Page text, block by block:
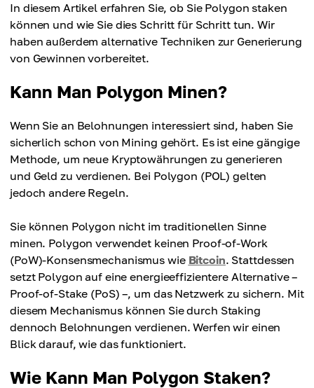
In diesem Artikel erfahren Sie, ob Sie Polygon staken
können und wie Sie dies Schritt für Schritt tun. Wir
haben außerdem alternative Techniken zur Generierung
von Gewinnen vorbereitet.
Kann Man Polygon Minen?
Wenn Sie an Belohnungen interessiert sind, haben Sie
sicherlich schon von Mining gehört. Es ist eine gängige
Methode, um neue Kryptowährungen zu generieren
und Geld zu verdienen. Bei Polygon (POL) gelten
jedoch andere Regeln.
Sie können Polygon nicht im traditionellen Sinne
minen. Polygon verwendet keinen Proof-of-Work
(PoW)-Konsensmechanismus wie Bitcoin. Stattdessen
setzt Polygon auf eine energieeffizientere Alternative –
Proof-of-Stake (PoS) –, um das Netzwerk zu sichern. Mit
diesem Mechanismus können Sie durch Staking
dennoch Belohnungen verdienen. Werfen wir einen
Blick darauf, wie das funktioniert.
Wie Kann Man Polygon Staken?